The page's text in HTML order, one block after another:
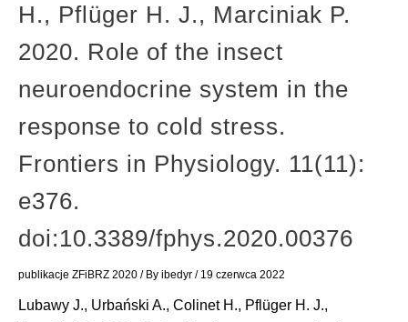
H., Pflüger H. J., Marciniak P.
2020. Role of the insect
neuroendocrine system in the
response to cold stress.
Frontiers in Physiology. 11(11):
e376.
doi:10.3389/fphys.2020.00376
publikacje ZFiBRZ 2020 / By ibedyr / 19 czerwca 2022
Lubawy J., Urbański A., Colinet H., Pflüger H. J.,